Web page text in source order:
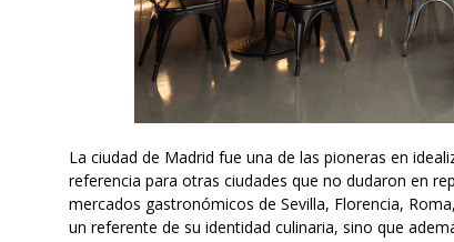
La ciudad de Madrid fue una de las pioneras en
referencia para otras ciudades que no dudaron en
mercados gastronómicos de Sevilla, Florencia,
un referente de su identidad culinaria, sino que